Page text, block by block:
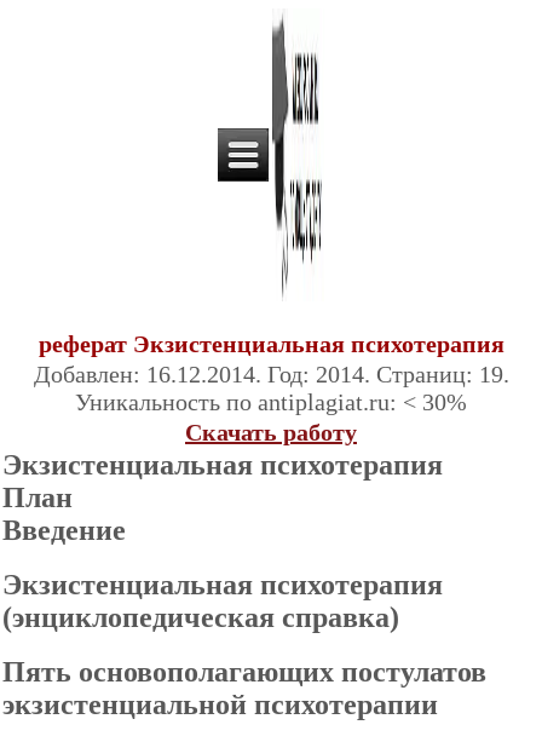
реферат Экзистенциальная психотерапия
Добавлен: 16.12.2014. Год: 2014. Страниц: 19.
Уникальность по antiplagiat.ru: < 30%
Скачать работу
Экзистенциальная психотерапия
План
Введение
Экзистенциальная психотерапия
(энциклопедическая справка)
Пять основополагающих постулатов
экзистенциальной психотерапии